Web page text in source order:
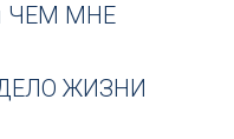
ЧЕМ МНЕ
ДЕЛО ЖИЗНИ